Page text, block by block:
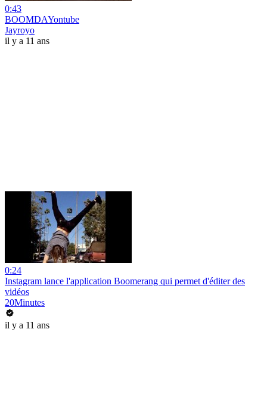
0:43
BOOMDAYontube
Jayroyo
il y a 11 ans
0:24
Instagram lance l'application Boomerang qui permet d'éditer des
vidéos
20Minutes
il y a 11 ans